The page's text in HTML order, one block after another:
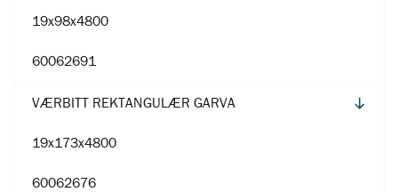
19x98x4800
60062691
VÆRBITT REKTANGULÆR GARVA
19x173x4800
60062676